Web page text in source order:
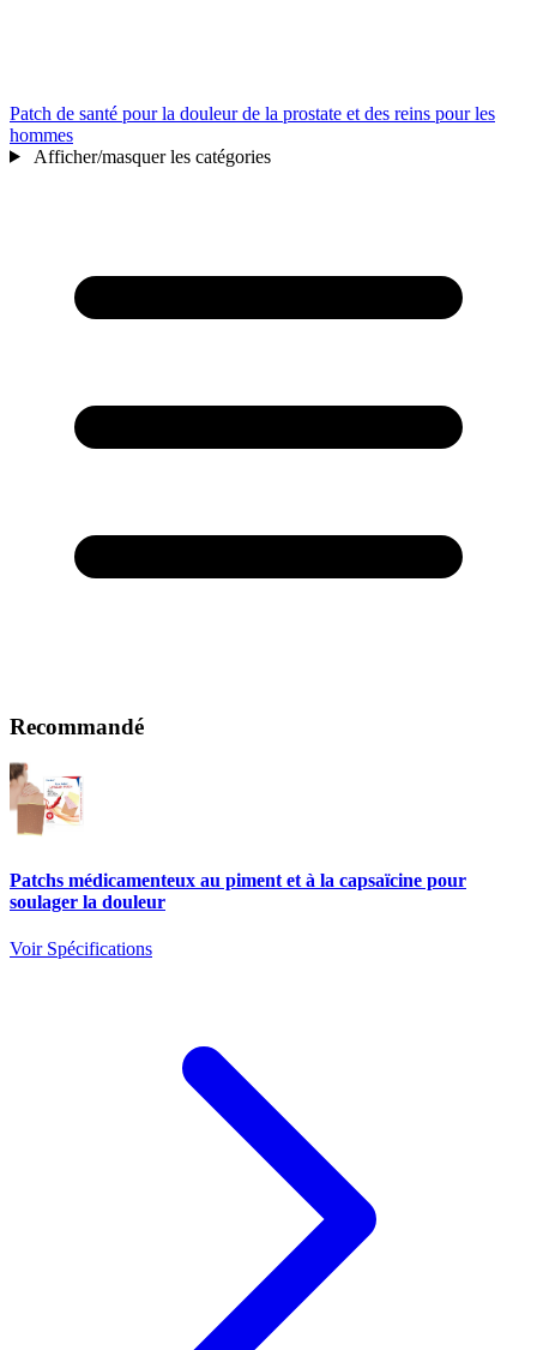
Patch de santé pour la douleur de la prostate et des reins pour les
hommes
Afficher/masquer les catégories
Recommandé
Patchs médicamenteux au piment et à la capsaïcine pour
soulager la douleur
Voir Spécifications